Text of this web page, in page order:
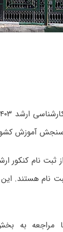
آموزش
هستند. این
مراجعه به